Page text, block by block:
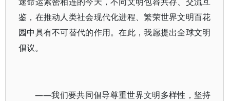
鉴，在推动人类社会现代化进程、繁荣世界文明百花
园中具有不可替代的作用。在此，我愿提出全球文明
倡议。
——我们要共同倡导尊重世界文明多样性，坚持